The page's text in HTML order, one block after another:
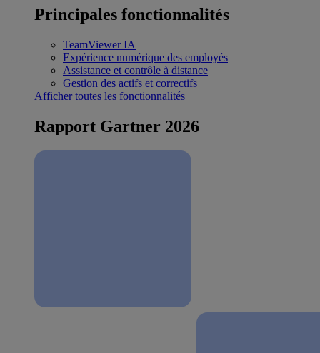
Principales fonctionnalités
TeamViewer IA
Expérience numérique des employés
Assistance et contrôle à distance
Gestion des actifs et correctifs
Afficher toutes les fonctionnalités
Rapport Gartner 2026